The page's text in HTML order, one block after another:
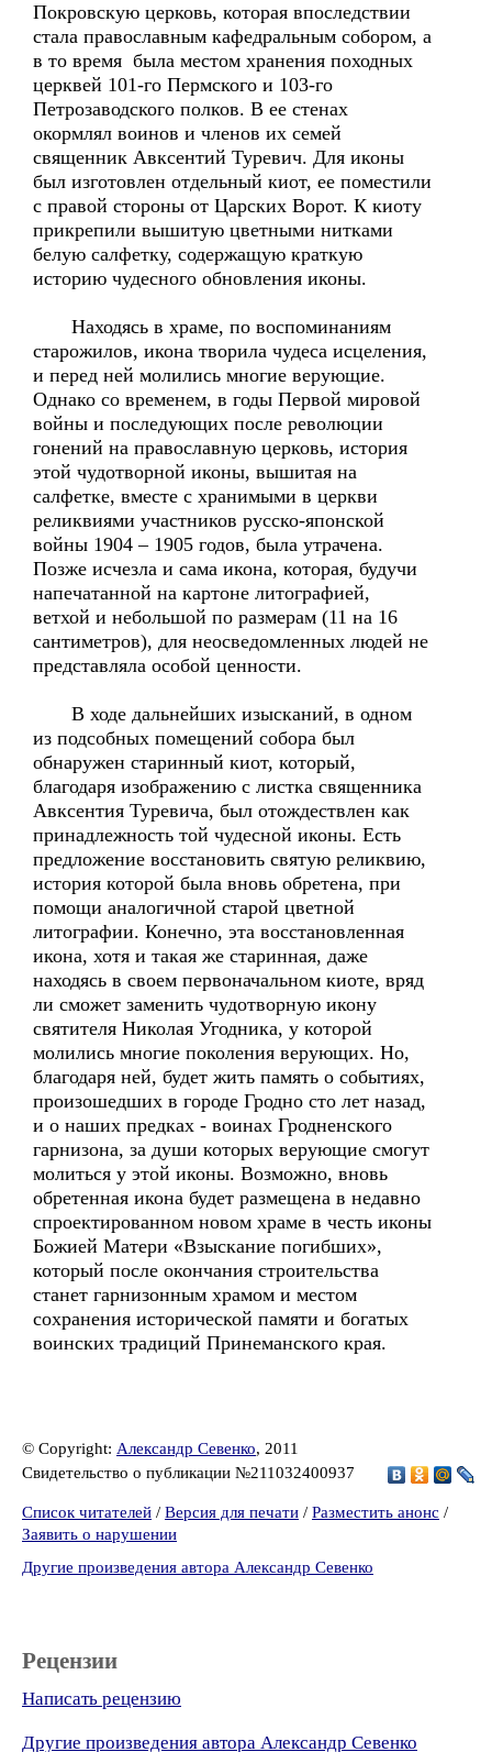
Покровскую церковь, которая впоследствии
стала православным кафедральным собором, а
в то время была местом хранения походных
церквей 101-го Пермского и 103-го
Петрозаводского полков. В ее стенах
окормлял воинов и членов их семей
священник Авксентий Туревич. Для иконы
был изготовлен отдельный киот, ее поместили
с правой стороны от Царских Ворот. К киоту
прикрепили вышитую цветными нитками
белую салфетку, содержащую краткую
историю чудесного обновления иконы.
Находясь в храме, по воспоминаниям
старожилов, икона творила чудеса исцеления,
и перед ней молились многие верующие.
Однако со временем, в годы Первой мировой
войны и последующих после революции
гонений на православную церковь, история
этой чудотворной иконы, вышитая на
салфетке, вместе с хранимыми в церкви
реликвиями участников русско-японской
войны 1904 – 1905 годов, была утрачена.
Позже исчезла и сама икона, которая, будучи
напечатанной на картоне литографией,
ветхой и небольшой по размерам (11 на 16
сантиметров), для неосведомленных людей не
представляла особой ценности.
В ходе дальнейших изысканий, в одном
из подсобных помещений собора был
обнаружен старинный киот, который,
благодаря изображению с листка священника
Авксентия Туревича, был отождествлен как
принадлежность той чудесной иконы. Есть
предложение восстановить святую реликвию,
история которой была вновь обретена, при
помощи аналогичной старой цветной
литографии. Конечно, эта восстановленная
икона, хотя и такая же старинная, даже
находясь в своем первоначальном киоте, вряд
ли сможет заменить чудотворную икону
святителя Николая Угодника, у которой
молились многие поколения верующих. Но,
благодаря ней, будет жить память о событиях,
произошедших в городе Гродно сто лет назад,
и о наших предках - воинах Гродненского
гарнизона, за души которых верующие смогут
молиться у этой иконы. Возможно, вновь
обретенная икона будет размещена в недавно
спроектированном новом храме в честь иконы
Божией Матери «Взыскание погибших»,
который после окончания строительства
станет гарнизонным храмом и местом
сохранения исторической памяти и богатых
воинских традиций Принеманского края.
© Copyright: Александр Севенко, 2011
Свидетельство о публикации №211032400937
Список читателей / Версия для печати / Разместить анонс /
Заявить о нарушении
Другие произведения автора Александр Севенко
Рецензии
Написать рецензию
Другие произведения автора Александр Севенко